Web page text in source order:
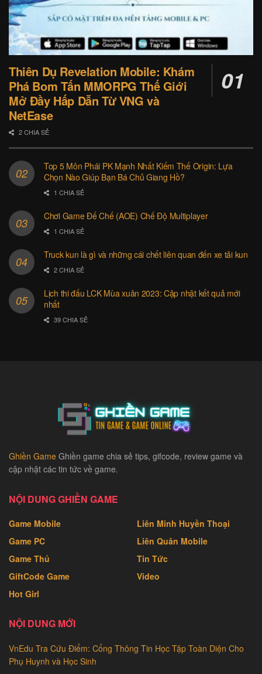
Thiên Dụ Revelation Mobile: Khám
Phá Bom Tấn MMORPG Thế Giới
Mở Đầy Hấp Dẫn Từ VNG và
NetEase
2 CHIA SẺ
Top 5 Môn Phái PK Mạnh Nhất Kiếm Thế Origin: Lựa
Chọn Nào Giúp Bạn Bá Chủ Giang Hồ?
1 CHIA SẺ
Chơi Game Đế Chế (AOE) Chế Độ Multiplayer
1 CHIA SẺ
Truck kun là gì và những cái chết liên quan đến xe tải kun
2 CHIA SẺ
Lịch thi đấu LCK Mùa xuân 2023: Cập nhật kết quả mới
nhất
39 CHIA SẺ
Ghiền Game Ghiền game chia sẻ tips, gifcode, review game và
cập nhật các tin tức về game.
NỘI DUNG GHIỀN GAME
Game Mobile
Game PC
Game Thủ
GiftCode Game
Hot Girl
Liên Minh Huyền Thoại
Liên Quân Mobile
Tin Tức
Video
NỘI DUNG MỚI
VnEdu Tra Cứu Điểm: Cổng Thông Tin Học Tập Toàn Diện Cho
Phụ Huynh và Học Sinh